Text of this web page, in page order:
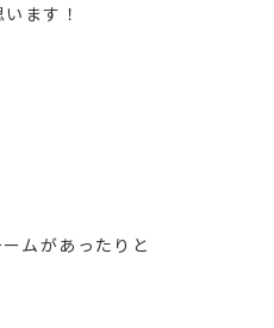
ます！
ムがあったりと